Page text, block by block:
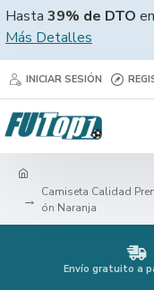
Hasta 39% de DTO
Más Detalles
INICIAR SESIÓN
Camiseta Calidad
ón Naranja
Envío gratuito a